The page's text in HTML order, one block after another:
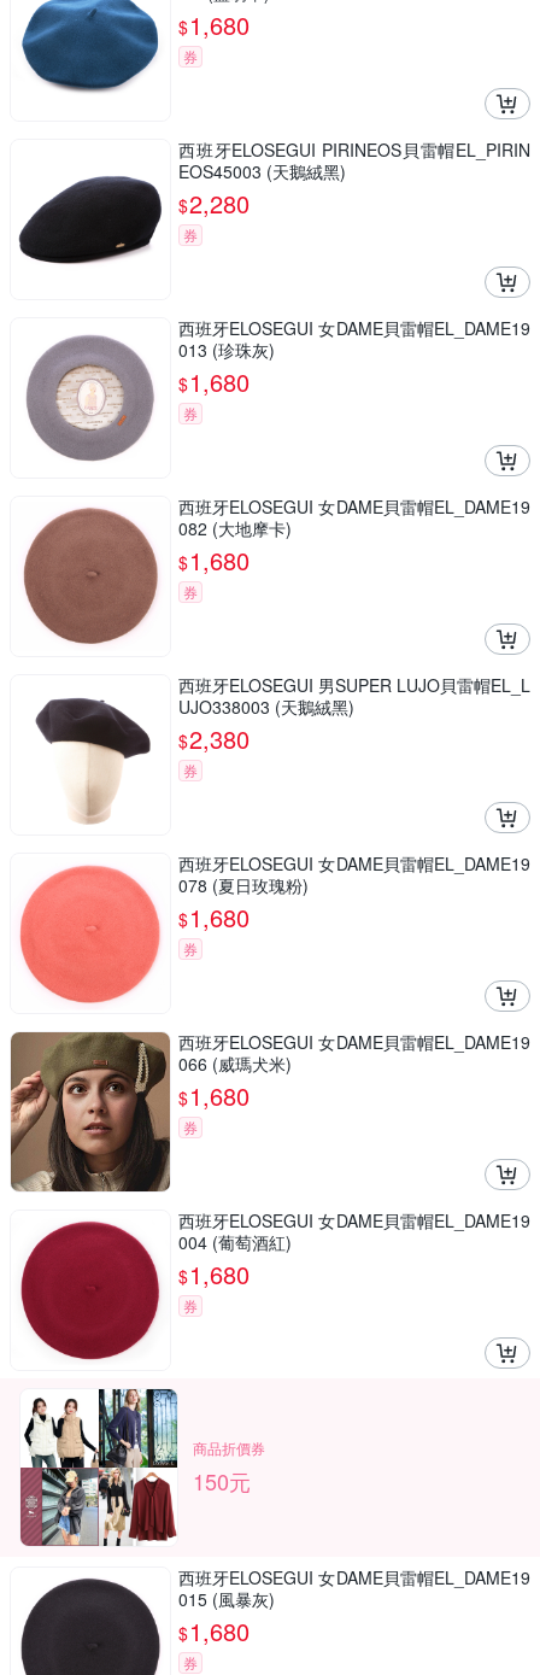
$1,680
券
西班牙ELOSEGUI PIRINEOS貝雷帽EL_PIRIN
EOS45003 (天鵝絨黑)
$2,280
券
西班牙ELOSEGUI 女DAME貝雷帽EL_DAME19
013 (珍珠灰)
$1,680
券
西班牙ELOSEGUI 女DAME貝雷帽EL_DAME19
082 (大地摩卡)
$1,680
券
西班牙ELOSEGUI 男SUPER LUJO貝雷帽EL_L
UJO338003 (天鵝絨黑)
$2,380
券
西班牙ELOSEGUI 女DAME貝雷帽EL_DAME19
078 (夏日玫瑰粉)
$1,680
券
西班牙ELOSEGUI 女DAME貝雷帽EL_DAME19
066 (威瑪犬米)
$1,680
券
西班牙ELOSEGUI 女DAME貝雷帽EL_DAME19
004 (葡萄酒紅)
$1,680
券
商品折價券
150元
西班牙ELOSEGUI 女DAME貝雷帽EL_DAME19
015 (風暴灰)
$1,680
券